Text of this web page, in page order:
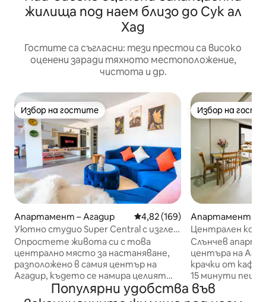
жилища под наем близо до Сук ал
Хад
Гостите са съгласни: тези престои са високо
оценени заради тяхното местоположение,
чистота и др.
Избор на гостите
Избор на гостите
Апартамент – Агадир Средна оценка: 4,82 от 5,
4,82 (169)
Уютно студио Super Central с изглед
към парка
Опростете живота си с това
централно място за настаняване,
разположено в самия център на
Агадир, където се намира целият
транспорт, и частичен изглед към
великолепен парк. Може да се очаква
Избор на
Избор на
Апартамент –
Централен
няколко крачки
Слънчев
центъра на
крачки от
15 минути пеша
Насладете се
с 65-инчов
Популярни удобства във